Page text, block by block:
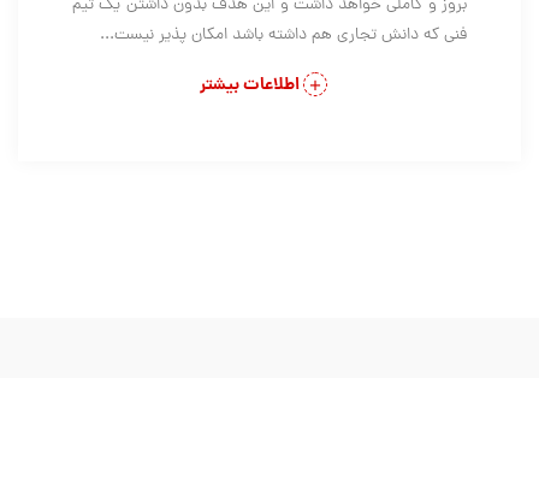
بروز و کاملی خواهد داشت و این هدف بدون داشتن یک تیم
فنی که دانش تجاری هم داشته باشد امکان پذیر نیست...
اطلاعات بیشتر